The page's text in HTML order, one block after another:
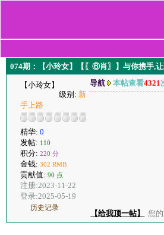
074期：【小玲女】【〖⑥肖〗】与你携手,让
【小玲女】
级别: 新
手上路
精华: 0
发帖: 110
积分: 220 分
金钱: 302 RMB
贡献值: 90 点
注册:2023-11-22
登录:2025-05-19
历史记录
导航 本帖查看4321
【给我顶一帖】 您